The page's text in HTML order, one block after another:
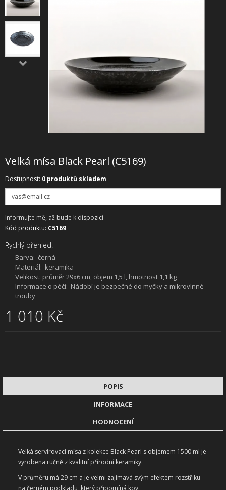
NABÍZÍME
REALIZACE
Velká mísa Black Pearl (C5169)
Dostupnost: 0 produktů skladem
Informujte mě, až bude k dispozici
Kód produktu: C5169
Rychlý přehled:
Barva: černá
Materiál: keramika
Velikost: průměr 29x6 cm, objem 1,5 l, hmotnost 1,1 kg
Informace o péči: Nádobí je bezpečné do myčky a mikrovlnné
trouby
1 010 Kč
POPIS
INFORMACE
HODNOCENÍ
Velká servírovací mísa z kolekce Black Pearl s objemem 1500 ml je
vyrobena ručně z kvalitní přírodní keramiky.
V průměru má 29 cm a je velmi zajímavá svým efektem rozstřiku
na černém podkladu, který připomíná kov.